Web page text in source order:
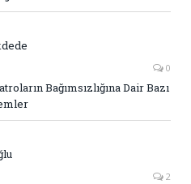
0
Bağımsızlığına Dair Bazı
2